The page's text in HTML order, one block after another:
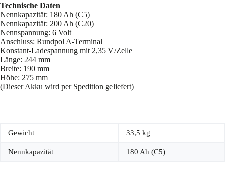
Technische Daten
Nennkapazität: 180 Ah (C5)
Nennkapazität: 200 Ah (C20)
Nennspannung: 6 Volt
Anschluss: Rundpol A-Terminal
Konstant-Ladespannung mit 2,35 V/Zelle
Länge: 244 mm
Breite: 190 mm
Höhe: 275 mm
(Dieser Akku wird per Spedition geliefert)
Gewicht 33,5 kg
Nennkapazität 180 Ah (C5)